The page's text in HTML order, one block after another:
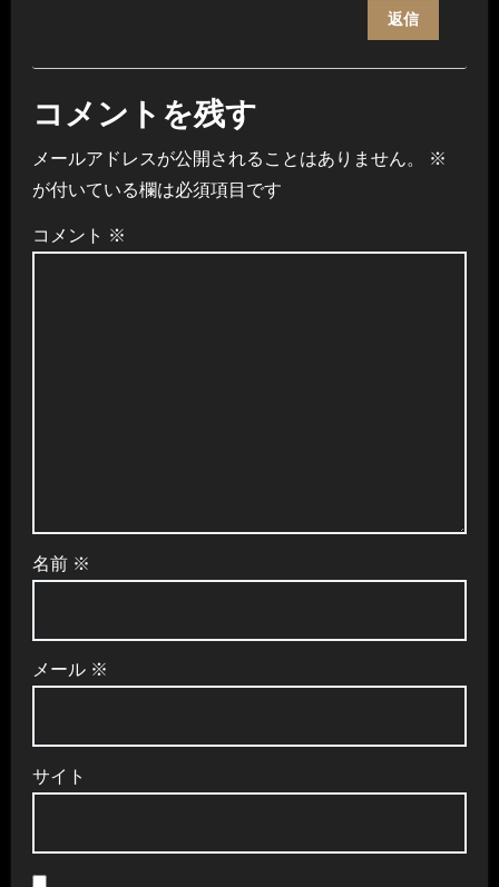
返信
コメントを残す
メールアドレスが公開されることはありません。
※
が付いている欄は必須項目です
コメント ※
名前 ※
メール ※
サイト